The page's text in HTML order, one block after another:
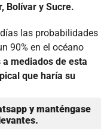
Bolívar y Sucre.
las probabilidades
90% en el océano
mediados de esta
que haría su
y manténgase